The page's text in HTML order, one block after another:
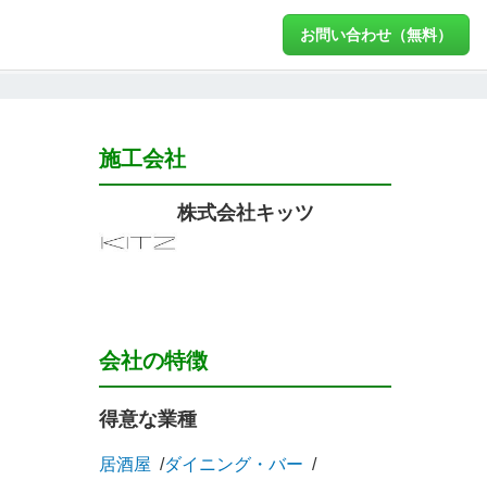
お問い合わせ（無料）
施工会社
株式会社キッツ
会社の特徴
得意な業種
居酒屋
ダイニング・バー